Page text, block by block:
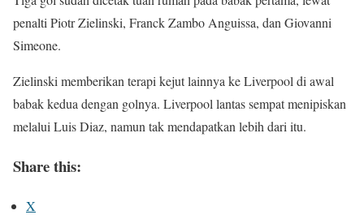
penalti Piotr Zielinski, Franck Zambo Anguissa, dan Giovanni
Simeone.
Zielinski memberikan terapi kejut lainnya ke Liverpool di awal
babak kedua dengan golnya. Liverpool lantas sempat menipiskan
melalui Luis Diaz, namun tak mendapatkan lebih dari itu.
Share this:
X